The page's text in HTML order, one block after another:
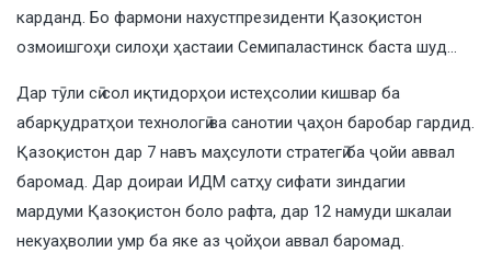
карданд. Бо фармони нахустпрезиденти Қазоқистон
озмоишгоҳи силоҳи ҳастаии Семипаластинск баста шуд…
Дар тӯли сӣ сол иқтидорҳои истеҳсолии кишвар ба
абарқудратҳои технологӣ ва санотии ҷаҳон баробар гардид.
Қазоқистон дар 7 навъ маҳсулоти стратегӣ ба ҷойи аввал
баромад. Дар доираи ИДМ сатҳу сифати зиндагии
мардуми Қазоқистон боло рафта, дар 12 намуди шкалаи
некуаҳволии умр ба яке аз ҷойҳои аввал баромад.